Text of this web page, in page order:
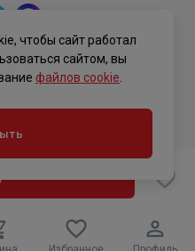
чтобы сайт работал
сайтом, вы
файлов cookie